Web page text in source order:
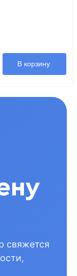
В корзину
свяжется